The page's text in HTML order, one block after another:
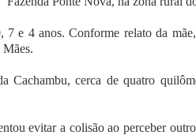
e 4 anos. Conforme relato da
Cachambu, cerca de quatro
evitar a colisão ao perceber